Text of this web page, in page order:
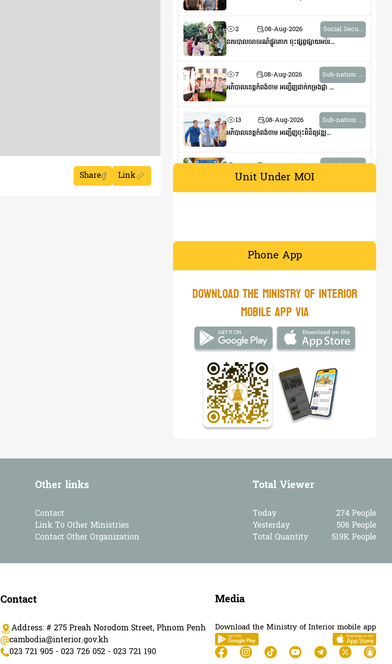
Share Link
2 08-Aug-2026
Social Secu...
នគរបាលចរាចរណ៍ផ្លូវគោក ចុះផ្សព្វផ្សាយអប់រ...
7 08-Aug-2026
Sub-nation ...
អភិបាលខេត្តកំពង់ចាម អញ្ជើញដាក់កម្រងផ្កា ...
13 08-Aug-2026
Sub-nation ...
អភិបាលខេត្តកំពង់ចាម អញ្ជើញចុះពិនិត្យវឌ្ឍ...
6 08-Aug-2026
Social Secu...
លោកឧត្តមសេនីយ៍ទោ ហួត សុធី អញ្ជើញចុះត្រួ...
08-Aug-2026
ក្រសួងមហាផ្ទៃ នៃរាជរដ្ឋាភិបាលកម្ពុជា ចេញ...
ឯកឧត្តមអភិសន្តិបណ្ឌិត ស សុខា និងលោកជំទាវ...
13 08-Aug-2026
Sub-nation ...
អភិបាលខេត្តបន្ទាយមានជ័យ អញ្ជើញចែកបណ្ណកម្...
11 08-Aug-2026
Social Secu...
លោកឧត្តមសេនីយ៍ទោ ដាញ់ អេងប៊ុនចាន់ ចុះពិន...
07-Aug-2026
07-Aug-2026
Social Secu...
ស្នងការនគរបាលខេត្តបន្ទាយមានជ័យ ស្នើឱ្យសភ...
ក្រសួងមហាផ្ទៃ នៃរាជរដ្ឋាភិបាលកម្ពុជា ចេញ...
Unit Under MOI
Phone App
​Download the Ministry of Interior
mobile app via​
Other links
Contact
Link To Other Ministries
Contact Other Organization
Total Viewer
Today
274 People
Yesterday
506 People
Total Quantity
519K People
Contact
Address: # 275 Preah Norodom Street, Phnom Penh
cambodia@interior.gov.kh
023 721 905 - 023 726 052 - 023 721 190
Media
Download the Ministry of Interior mobile app